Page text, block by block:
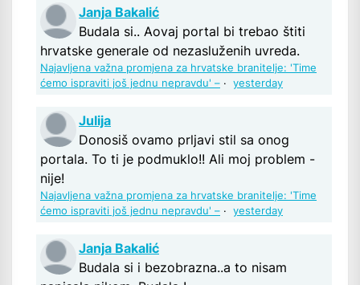
Janja Bakalić
Budala si.. Aovaj portal bi trebao štiti
hrvatske generale od nezasluženih uvreda.
Najavljena važna promjena za hrvatske branitelje: 'Time
ćemo ispraviti još jednu nepravdu' – · yesterday
Julija
Donosiš ovamo prljavi stil sa onog
portala. To ti je podmuklo!! Ali moj problem -
nije!
Najavljena važna promjena za hrvatske branitelje: 'Time
ćemo ispraviti još jednu nepravdu' – · yesterday
Janja Bakalić
Budala si i bezobrazna..a to nisam